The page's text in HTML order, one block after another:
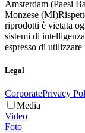
Amsterdam (Paesi
Monzese (MI)
riprodotti è vietata
sistemi di
espresso di
Legal
CorporatePrivacy
Media
Video
Foto